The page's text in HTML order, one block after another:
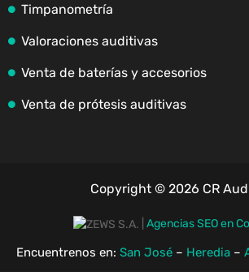
Timpanometría
Valoraciones auditivas
Venta de baterías y accesorios
Venta de prótesis auditivas
Copyright © 2026 CR
Agencias SEO en
Encuentrenos en: San José – Heredia –